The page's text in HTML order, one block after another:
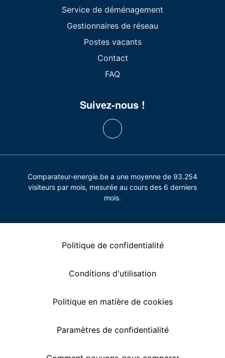
Service de déménagement
Gestionnaires de réseau
Postes vacants
Contact
FAQ
Suivez-nous !
Comparateur-energie.be a une moyenne de 93.254
visiteurs par mois, mesurée au cours des 6 derniers
mois.
Politique de confidentialité
Conditions d'utilisation
Politique en matière de cookies
Paramètres de confidentialité